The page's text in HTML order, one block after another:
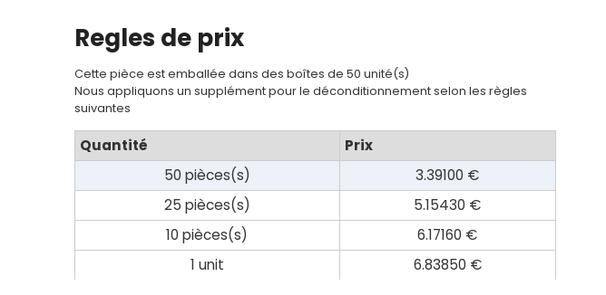
panier
Contact
Regles de prix
Cette pièce est emballée dans des boîtes de 50 unité(s)
Nous appliquons un supplément pour le déconditionnement selon les règles
suivantes
Quantité
Prix
50 pièces(s)
3.39100 €
25 pièces(s)
5.15430 €
10 pièces(s)
6.17160 €
1 unit
6.83850 €